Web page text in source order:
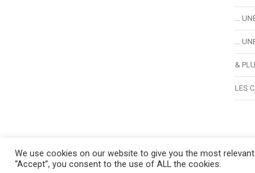
…
…
&
LES
We use cookies on our website to give you the most
“Accept”, you consent to the use of ALL the cookies.